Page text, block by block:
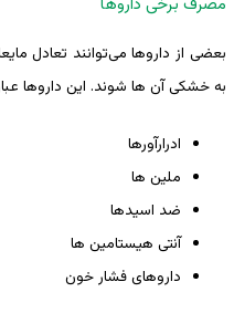
مصرف برخی داروها
بعضی از داروها می‌توانند تعادل
به خشکی آن ها شوند. این داروها
ادرارآورها
ملین ها
ضد اسیدها
آنتی هیستامین ها
داروهای فشار خون